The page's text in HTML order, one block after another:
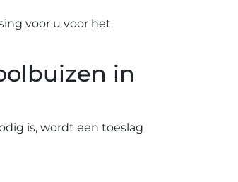
voor u voor het
in
is, wordt een toeslag